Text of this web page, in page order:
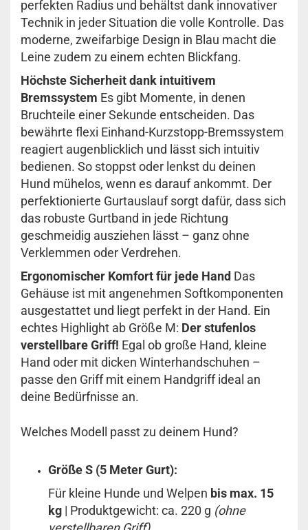
perfekten Radius und behältst dank innovativer
Technik in jeder Situation die volle Kontrolle. Das
moderne, zweifarbige Design in Blau macht die
Leine zudem zu einem echten Blickfang.
Höchste Sicherheit dank intuitivem
Bremssystem Es gibt Momente, in denen
Bruchteile einer Sekunde entscheiden. Das
bewährte flexi Einhand-Kurzstopp-Bremssystem
reagiert augenblicklich und lässt sich intuitiv
bedienen. So stoppst oder lenkst du deinen
Hund mühelos, wenn es darauf ankommt. Der
perfektionierte Gurtauslauf sorgt dafür, dass sich
das robuste Gurtband in jede Richtung
geschmeidig ausziehen lässt – ganz ohne
Verklemmen oder Verdrehen.
Ergonomischer Komfort für jede Hand Das
Gehäuse ist mit angenehmen Softkomponenten
ausgestattet und liegt perfekt in der Hand. Ein
echtes Highlight ab Größe M: Der stufenlos
verstellbare Griff! Egal ob große Hand, kleine
Hand oder mit dicken Winterhandschuhen –
passe den Griff mit einem Handgriff ideal an
deine Bedürfnisse an.
Welches Modell passt zu deinem Hund?
Größe S (5 Meter Gurt):
Für kleine Hunde und Welpen bis max. 15
kg | Produktgewicht: ca. 220 g (ohne